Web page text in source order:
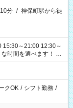
分 / 神保町駅から徒
15:30～21:00 12:30～
クOK / シフト勤務 /